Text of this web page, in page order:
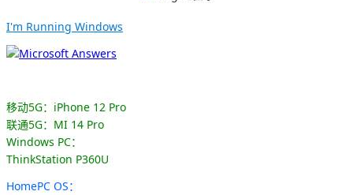
I'm Running Windows
移动5G：iPhone 12 Pro
联通5G：MI 14 Pro
Windows PC：
ThinkStation P360U
HomePC OS：